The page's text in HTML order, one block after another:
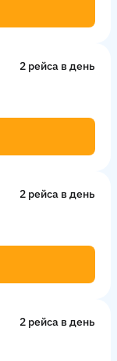
2 рейсa в день
2 рейсa в день
2 рейсa в день